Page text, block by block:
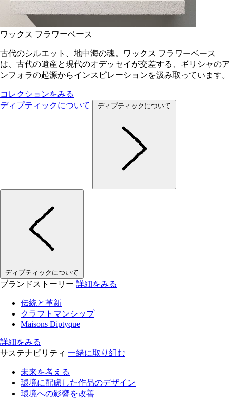
ワックス フラワーベース
古代のシルエット、地中海の魂。ワックス フラワーベース
は、古代の遺産と現代のオデッセイが交差する、ギリシャのア
ンフォラの起源からインスピレーションを汲み取っています。
コレクションをみる
ディプティックについて
ディプティックについて
ディプティックについて
ブランドストーリー 詳細をみる
伝統と革新
クラフトマンシップ
Maisons Diptyque
詳細をみる
サステナビリティ 一緒に取り組む
未来を考える
環境に配慮した作品のデザイン
環境への影響を改善